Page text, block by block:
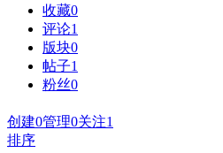
收藏0
评论1
版块0
帖子1
粉丝0
创建0管理0关注1
排序